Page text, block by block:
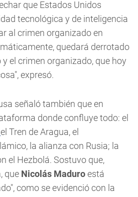
que Estados Unidos
tecnológica y de inteligencia
al crimen organizado en
quedará derrotado
y el crimen organizado, que hoy
expresó.
señaló también que en
donde confluye todo: el
el Tren de Aragua, el
la alianza con Rusia; la
el Hezbolá. Sostuvo que,
que Nicolás Maduroestá
como se evidenció con la